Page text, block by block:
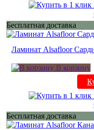
Бесплатная доставка
Ламинат Alsafloor
В корзину
Бесплатная доставка